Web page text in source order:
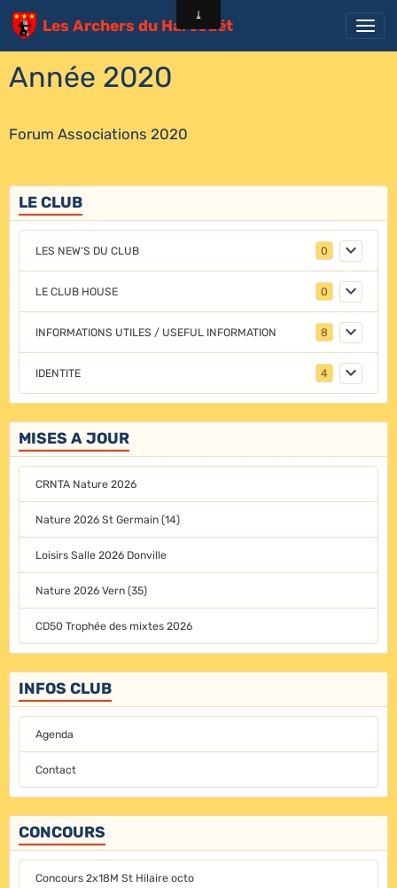
Les Archers du Harcouët
Année 2020
Forum Associations 2020
LE CLUB
LES NEW'S DU CLUB 0
LE CLUB HOUSE 0
INFORMATIONS UTILES / USEFUL INFORMATION 8
IDENTITE 4
MISES A JOUR
CRNTA Nature 2026
Nature 2026 St Germain (14)
Loisirs Salle 2026 Donville
Nature 2026 Vern (35)
CD50 Trophée des mixtes 2026
INFOS CLUB
Agenda
Contact
CONCOURS
Concours 2x18M St Hilaire octo